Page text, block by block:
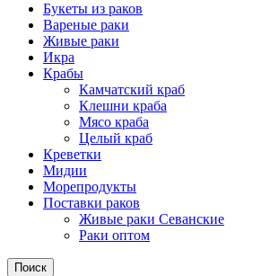
Букеты из раков
Вареные раки
Живые раки
Икра
Крабы
Камчатский краб
Клешни краба
Мясо краба
Целый краб
Креветки
Мидии
Морепродукты
Поставки раков
Живые раки Севанские
Раки оптом
Поиск